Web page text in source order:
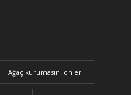
Ağaç kurumasını önler